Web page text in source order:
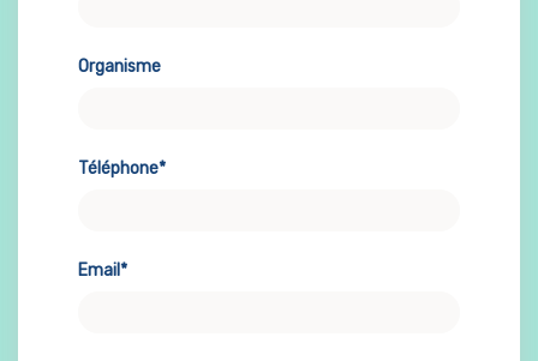
Organisme
Téléphone*
Email*